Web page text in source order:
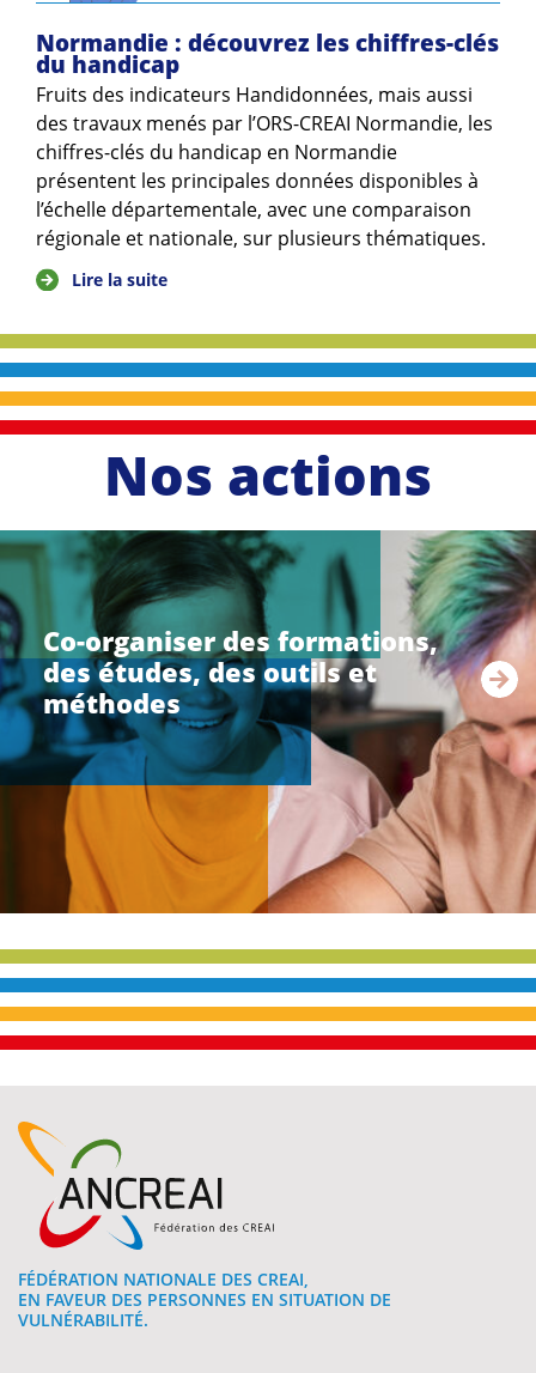
Normandie : découvrez les chiffres-clés
du handicap
Fruits des indicateurs Handidonnées, mais aussi
des travaux menés par l’ORS-CREAI Normandie, les
chiffres-clés du handicap en Normandie
présentent les principales données disponibles à
l’échelle départementale, avec une comparaison
régionale et nationale, sur plusieurs thématiques.
Lire la suite
Nos actions
Co-organiser des formations,
des études, des outils et
méthodes
li
r
e
a
u
i
t
e
FÉDÉRATION NATIONALE DES CREAI,
EN FAVEUR DES PERSONNES EN SITUATION DE
VULNÉRABILITÉ.